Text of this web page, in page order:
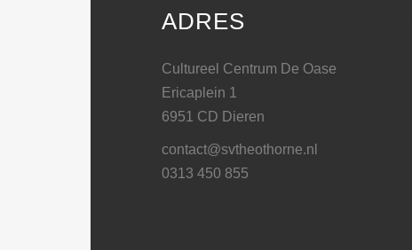
ADRES
Cultureel Centrum De Oase
Ericaplein 1
6951 CD Dieren
contact@svtheothorne.nl
0313 450 855